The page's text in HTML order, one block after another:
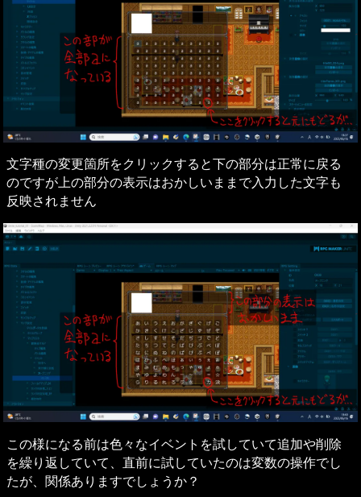
文字種の変更箇所をクリックすると下の部分は正常に戻る
のですが上の部分の表示はおかしいままで入力した文字も
反映されません
この様になる前は色々なイベントを試していて追加や削除
を繰り返していて、直前に試していたのは変数の操作でし
たが、関係ありますでしょうか？